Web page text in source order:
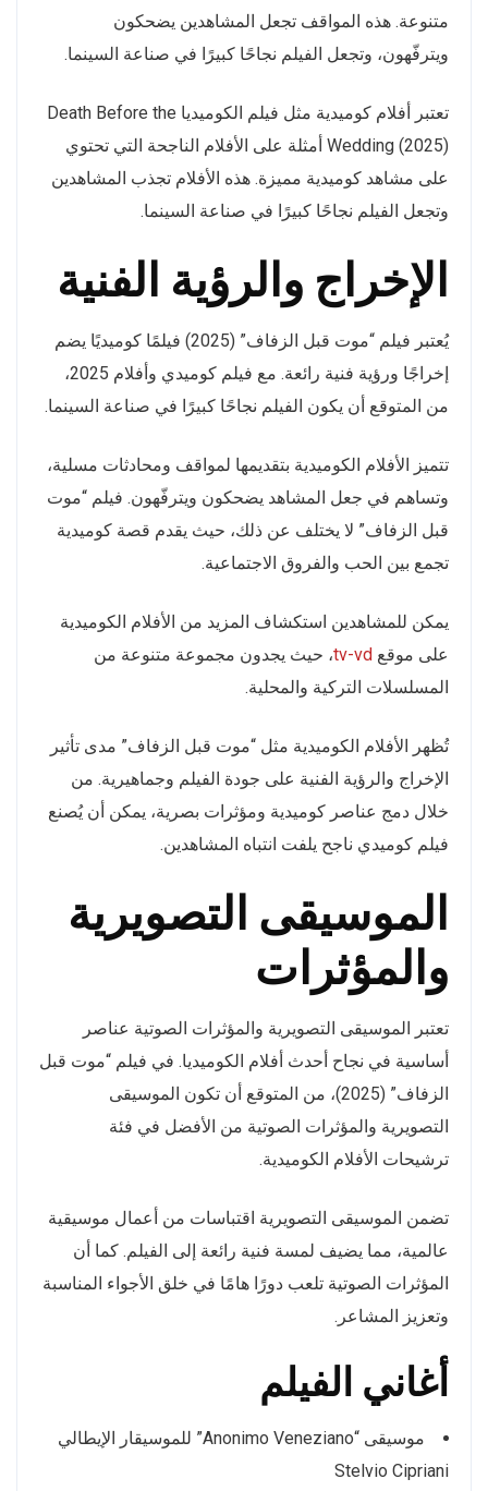
متنوعة. هذه المواقف تجعل المشاهدين يضحكون
ويترفّهون، وتجعل الفيلم نجاحًا كبيرًا في صناعة السينما.
تعتبر أفلام كوميدية مثل فيلم الكوميديا Death Before the
Wedding (2025) أمثلة على الأفلام الناجحة التي تحتوي
على مشاهد كوميدية مميزة. هذه الأفلام تجذب المشاهدين
وتجعل الفيلم نجاحًا كبيرًا في صناعة السينما.
الإخراج والرؤية الفنية
يُعتبر فيلم “موت قبل الزفاف” (2025) فيلمًا كوميديًا يضم
إخراجًا ورؤية فنية رائعة. مع فيلم كوميدي وأفلام 2025،
من المتوقع أن يكون الفيلم نجاحًا كبيرًا في صناعة السينما.
تتميز الأفلام الكوميدية بتقديمها لمواقف ومحادثات مسلية،
وتساهم في جعل المشاهد يضحكون ويترفّهون. فيلم “موت
قبل الزفاف” لا يختلف عن ذلك، حيث يقدم قصة كوميدية
تجمع بين الحب والفروق الاجتماعية.
يمكن للمشاهدين استكشاف المزيد من الأفلام الكوميدية
على موقع tv-vd، حيث يجدون مجموعة متنوعة من
المسلسلات التركية والمحلية.
تُظهر الأفلام الكوميدية مثل “موت قبل الزفاف” مدى تأثير
الإخراج والرؤية الفنية على جودة الفيلم وجماهيرية. من
خلال دمج عناصر كوميدية ومؤثرات بصرية، يمكن أن يُصنع
فيلم كوميدي ناجح يلفت انتباه المشاهدين.
الموسيقى التصويرية
والمؤثرات
تعتبر الموسيقى التصويرية والمؤثرات الصوتية عناصر
أساسية في نجاح أحدث أفلام الكوميديا. في فيلم “موت قبل
الزفاف” (2025)، من المتوقع أن تكون الموسيقى
التصويرية والمؤثرات الصوتية من الأفضل في فئة
ترشيحات الأفلام الكوميدية.
تضمن الموسيقى التصويرية اقتباسات من أعمال موسيقية
عالمية، مما يضيف لمسة فنية رائعة إلى الفيلم. كما أن
المؤثرات الصوتية تلعب دورًا هامًا في خلق الأجواء المناسبة
وتعزيز المشاعر.
أغاني الفيلم
موسيقى “Anonimo Veneziano” للموسيقار الإيطالي
Stelvio Cipriani